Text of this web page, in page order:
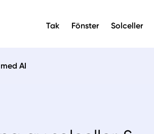
Tak Fönster Solceller
AI